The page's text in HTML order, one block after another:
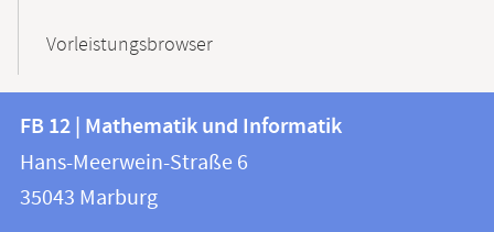
Vorleistungsbrowser
Kontakt
und
Informationen
FB
12
|
FB 12 | Mathematik und Informatik
Hans-Meerwein-Straße 6
35043 Marburg